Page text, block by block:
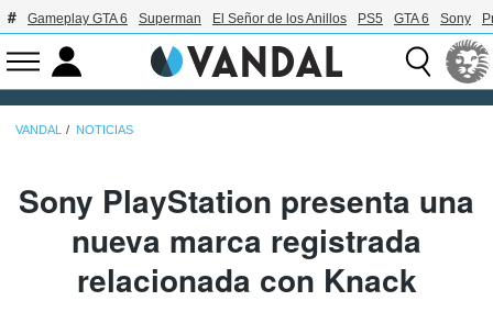
Gameplay GTA 6 Superman El Señor de los Anillos PS5 GTA 6 Sony
VANDAL NOTICIAS
Sony PlayStation presenta una
nueva marca registrada
relacionada con Knack